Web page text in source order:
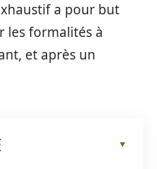
a pour but
les formalités à
et après un